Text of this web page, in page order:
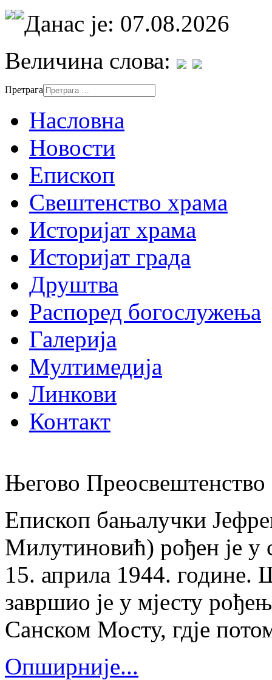
Данас је: 07.08.2026
Величина слова:
Претрага
Насловна
Новости
Епископ
Свештенство храма
Историјат храма
Историјат града
Друштва
Распоред богослужења
Галерија
Мултимедија
Линкови
Контакт
Његово
Епископ бањалучки
Милутиновић) рођен је у
15. априла 1944. године.
завршио је у мјесту
Санском Мосту, гдје
Опширније...